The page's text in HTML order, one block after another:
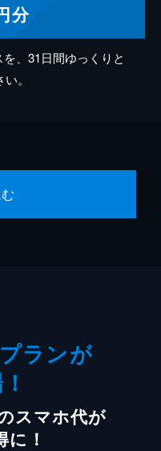
分
、31日間ゆっくりと
。
ランが
スマホ代が
！